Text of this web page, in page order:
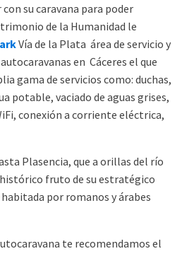
su caravana para poder
de la Humanidad le
Vía de la Plata área de servicio y
en Cáceres el que
gama de servicios como: duchas,
potable, vaciado de aguas grises,
conexión a corriente eléctrica,
Plasencia, que a orillas del río
fruto de su estratégico
por romanos y árabes
te recomendamos el